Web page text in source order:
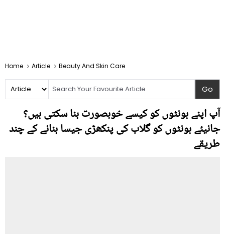
Home Article Beauty And Skin Care
آپ اپنے ہونٹوں کو کیسے خوبصورت بنا سکتی ہیں؟
جانیئے ہونٹوں کو گلاب کی پنکھڑی جیسا بنانے کے چند
طریقے